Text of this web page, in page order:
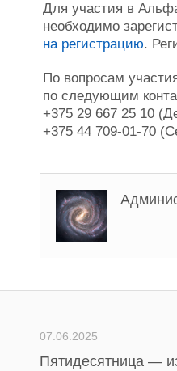
Для участия в
необходимо
на регистрацию.
По вопросам
по следующим
+375 29 667 25 10
+375 44 709-01-70
07.06.2025
Пятидесятница —